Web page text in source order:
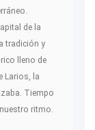
de la
tradición y
lleno de
Larios, la
Tiempo
ritmo.